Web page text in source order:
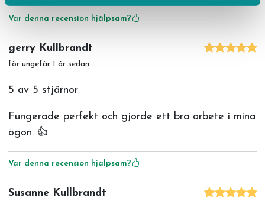
Var denna recension hjälpsam?
gerry Kullbrandt
för ungefär 1 år sedan
5 av 5 stjärnor
Fungerade perfekt och gjorde ett bra arbete i mina
ögon. 👍
Var denna recension hjälpsam?
Susanne Kullbrandt